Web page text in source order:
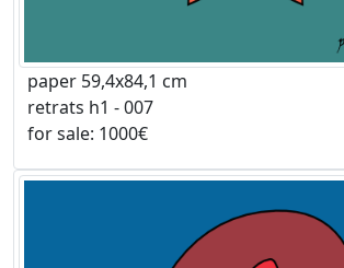
paper 59,4x84,1 cm
retrats h1 - 007
for sale: 1000€